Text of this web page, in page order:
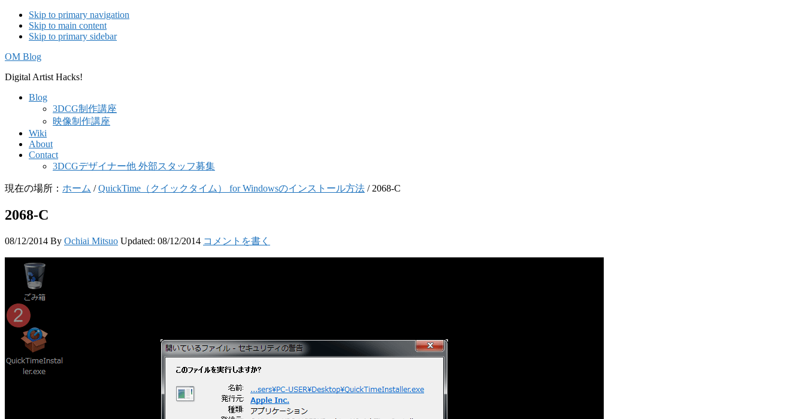
Skip to primary navigation
Skip to main content
Skip to primary sidebar
OM Blog
Digital Artist Hacks!
Blog
3DCG制作講座
映像制作講座
Wiki
About
Contact
3DCGデザイナー他 外部スタッフ募集
現在の場所： ホーム / QuickTime（クイックタイム） for Windowsのインストール方法 /2068-C
2068-C
08/12/2014 By Ochiai Mitsuo Updated: 08/12/2014 コメントを書く